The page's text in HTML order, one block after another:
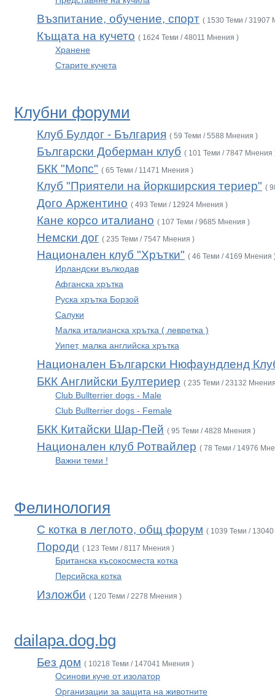
Възпитание, обучение, спорт ( 1530 Теми / 31907
Къщата на кучето ( 1624 Теми / 48011 Мнения )
Хранене
Старите кучета
Клубни форуми
Клуб Булдог - България ( 59 Теми / 5588 Мнения )
Български Доберман клуб ( 101 Теми / 7847 Мнения
БКК "Мопс" ( 65 Теми / 11471 Мнения )
Клуб "Приятели на йоркширския териер" (
Дого Аржентино ( 493 Теми / 12924 Мнения )
Кане корсо италиано ( 107 Теми / 9685 Мнения )
Немски дог ( 235 Теми / 7547 Мнения )
Национален клуб "Хрътки" ( 46 Теми / 4169 Мнения
Ирландски вълкодав
Афганска хрътка
Руска хрътка Борзой
Салуки
Малка италианска хрътка ( левретка )
Уипет, малка английска хрътка
Национален Български Нюфаундленд
БКК Английски Бултериер ( 235 Теми / 23132
Club Bullterrier dogs - Male
Club Bullterrier dogs - Female
БКК Китайски Шар-Пей ( 95 Теми / 4828 Мнения )
Национален клуб Ротвайлер ( 78 Теми / 14976
Важни теми !
Фелинология
С котка в леглото, общ форум ( 1039 Теми /
Породи ( 123 Теми / 8117 Мнения )
Британска късокосместа котка
Персийска котка
Изложби ( 120 Теми / 2278 Мнения )
dailapa.dog.bg
Без дом ( 10218 Теми / 147041 Мнения )
Осинови куче от изолатор
Организации за защита на животните